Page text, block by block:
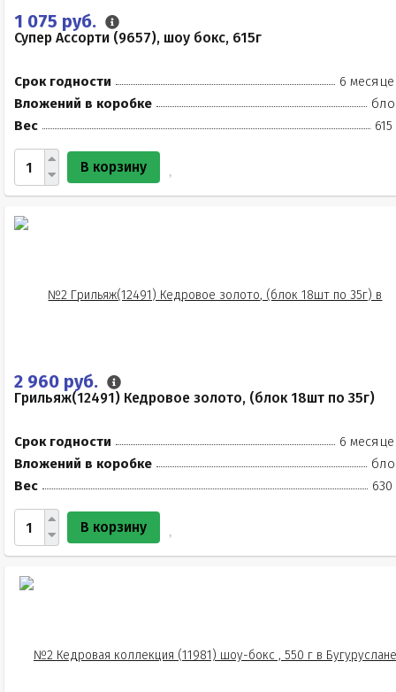
1 075 руб.
Супер Ассорти (9657), шоу бокс, 615г
Срок годности
6
Вложений в коробке
Вес
615
В корзину
2 960 руб.
Грильяж(12491) Кедровое золото, (блок 18шт по 35г)
Срок годности
6
Вложений в коробке
Вес
630
В корзину